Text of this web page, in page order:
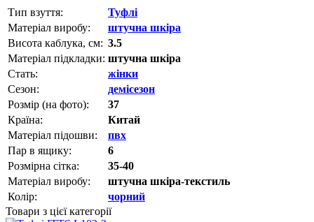
Тип взуття:
Туфлі
Матеріал виробу:
штучна шкіра
Висота каблука, см: 3.5
Матеріал підкладки: штучна шкіра
Стать:
жінки
Сезон:
демісезон
Розмір (на фото):
37
Країна:
Китай
Матеріал підошви:
пвх
Пар в ящику:
6
Розмірна сітка:
35-40
Матеріал виробу:
штучна шкіра-текстиль
Колір:
чорний
Товари з цієї категорії